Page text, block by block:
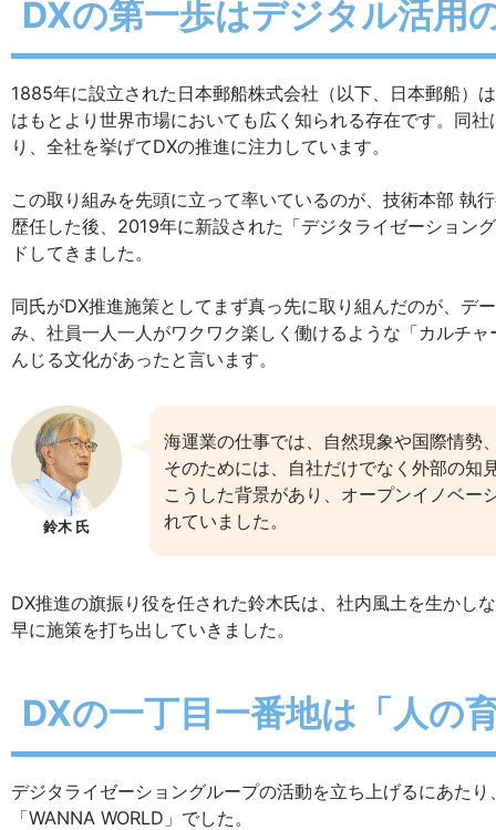
DXの第一歩はデジタル活用
1885年に設立された日本郵船株式会社（以下、日本郵船）
はもとより世界市場においても広く知られる存在です。同
り、全社を挙げてDXの推進に注力しています。
この取り組みを先頭に立って率いているのが、技術本部 執
歴任した後、2019年に新設された「デジタライゼーション
ドしてきました。
同氏がDX推進施策としてまず真っ先に取り組んだのが、デ
み、社員一人一人がワクワク楽しく働けるような「カルチ
んじる文化があったと言います。
鈴木 氏
海運業の仕事では、自然現象や国際情勢
そのためには、自社だけでなく外部の知
こうした背景があり、オープンイノベー
れていました。
DX推進の旗振り役を任された鈴木氏は、社内風土を生かし
早に施策を打ち出していきました。
DXの一丁目一番地は「人の
デジタライゼーショングループの活動を立ち上げるにあた
「WANNA WORLD」でした。